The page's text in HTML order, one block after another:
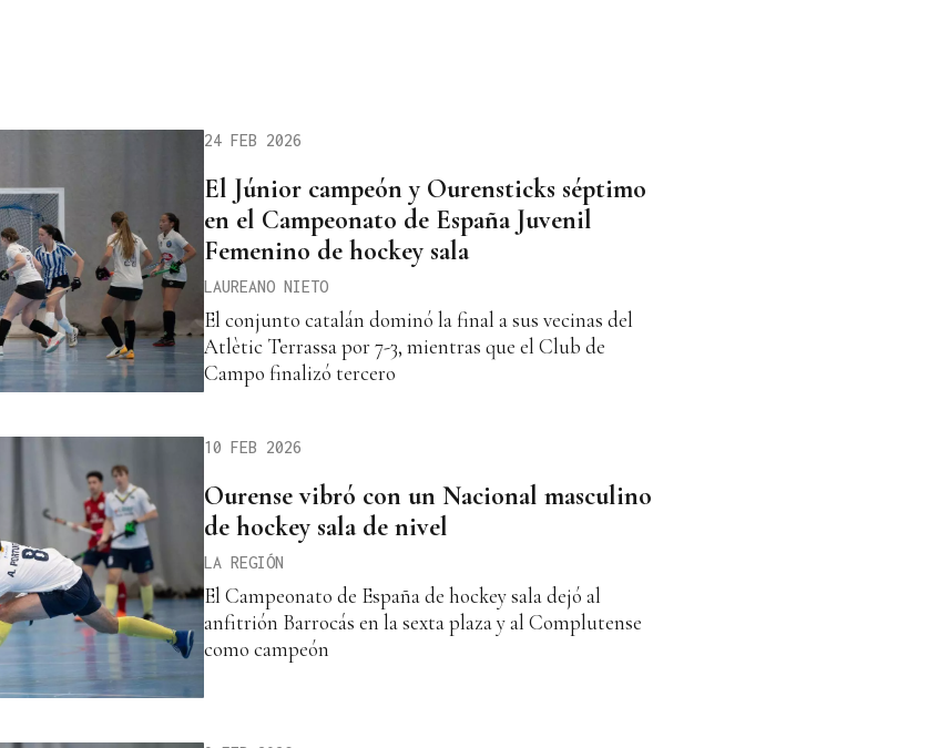
24 FEB 2026
El Júnior campeón y Ourensticks séptimo
en el Campeonato de España Juvenil
Femenino de hockey sala
LAUREANO NIETO
El conjunto catalán dominó la final a sus vecinas del
Atlètic Terrassa por 7-3, mientras que el Club de
Campo finalizó tercero
10 FEB 2026
Ourense vibró con un Nacional masculino
de hockey sala de nivel
LA REGIÓN
El Campeonato de España de hockey sala dejó al
anfitrión Barrocás en la sexta plaza y al Complutense
como campeón